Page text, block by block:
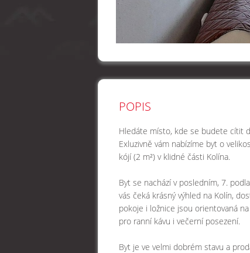
POPIS
Hledáte místo, kde se budete cítit
Exluzivně vám nabízíme byt o
kójí (2 m²) v klidné části Kolína.
Byt se nachází v posledním, 7.
vás čeká krásný výhled na Kolín,
pokoje i ložnice jsou orientovaná
pro ranní kávu i večerní posezení.
Byt je ve velmi dobrém stavu a